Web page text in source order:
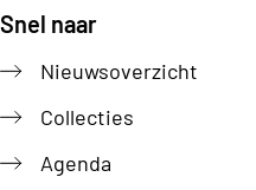
Snel naar
Nieuwsoverzicht
Collecties
Agenda